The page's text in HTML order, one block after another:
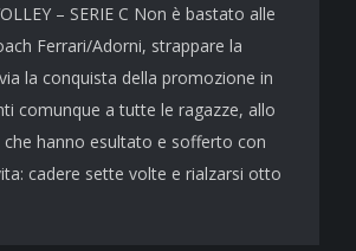
– SERIE C Non è bastato alle
Ferrari/Adorni, strappare la
la conquista della promozione in
comunque a tutte le ragazze, allo
hanno esultato e sofferto con
cadere sette volte e rialzarsi otto